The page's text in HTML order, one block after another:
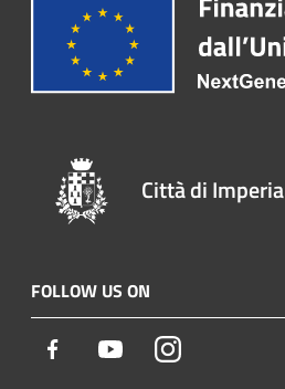
Città di Imperia
FOLLOW US ON
Facebook YoutubeInstagram